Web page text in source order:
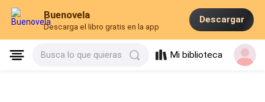
Buenovela
Descarga el libro gratis en la app
Descargar
Busca lo que quieras Mi biblioteca